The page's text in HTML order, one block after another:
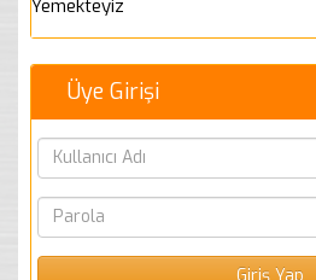
Yemekteyiz
Üye Girişi